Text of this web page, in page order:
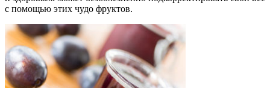
с помощью этих чудо фруктов.